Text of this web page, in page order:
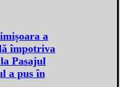
a
împotriva
Pasajul
a pus în